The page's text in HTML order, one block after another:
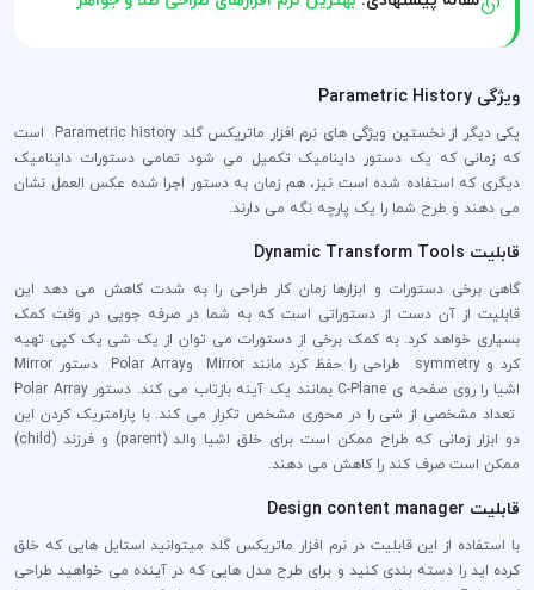
ویژگی Parametric History
یکی دیگر از نخستین ویژگی های نرم افزار ماتریکس گلد Parametric history است
که زمانی که یک دستور داینامیک تکمیل می شود تمامی دستورات داینامیک
دیگری که استفاده شده است نیز، هم زمان به دستور اجرا شده عکس العمل نشان
می دهند و طرح شما را یک پارچه نگه می دارند.
قابلیت Dynamic Transform Tools
گاهی برخی دستورات و ابزارها زمان کار طراحی را به شدت کاهش می دهد این
قابلیت از آن دست از دستوراتی است که به شما در صرفه جویی در وقت کمک
بسیاری خواهد کرد. به کمک برخی از دستورات می توان از یک شی یک کپی تهیه
کرد و symmetry طراحی را حفظ کرد مانند Mirror وPolar Array دستور Mirror
اشیا را روی صفحه ی C-Plane بمانند یک آینه بازتاب می کند. دستور Polar Array
تعداد مشخصی از شی را در محوری مشخص تکرار می کند. با پارامتریک کردن این
دو ابزار زمانی که طراح ممکن است برای خلق اشیا والد (parent) و فرزند (child)
ممکن است صرف کند را کاهش می دهند.
قابلیت Design content manager
با استفاده از این قابلیت در نرم افزار ماتریکس گلد میتوانید استایل هایی که خلق
کرده اید را دسته بندی کنید و برای طرح مدل هایی که در آینده می خواهید طراحی